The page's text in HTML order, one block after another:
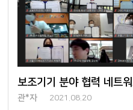
보조기기 분야 협력 네트
관*자 2021.08.20